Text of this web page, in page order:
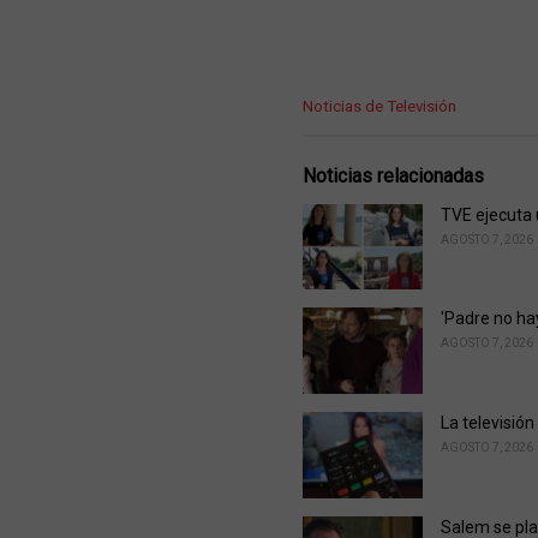
C
e
o
r
i
e
:
Noticias de Televisión
Noticias relacionadas
TVE ejecuta
AGOSTO 7, 2026
'Padre no
AGOSTO 7, 2026
La
AGOSTO 7, 2026
Salem se